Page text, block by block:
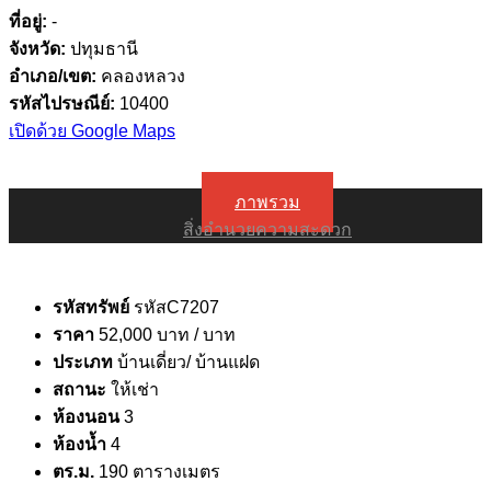
ที่อยู่: -
จังหวัด: ปทุมธานี
อำเภอ/เขต: คลองหลวง
รหัสไปรษณีย์: 10400
เปิดด้วย Google Maps
ภาพรวม
สิ่งอำนวยความสะดวก
รหัสทรัพย์ รหัสC7207
ราคา 52,000 บาท / บาท
ประเภท บ้านเดี่ยว/ บ้านแฝด
สถานะ ให้เช่า
ห้องนอน 3
ห้องน้ำ 4
ตร.ม. 190 ตารางเมตร